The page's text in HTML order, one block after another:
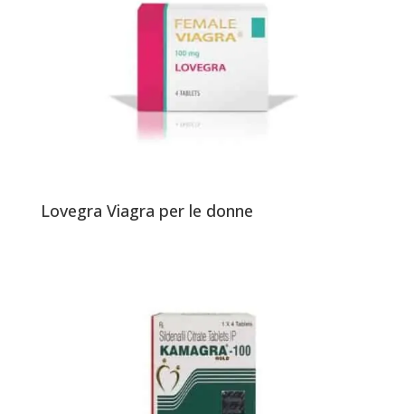
Lovegra Viagra per le donne